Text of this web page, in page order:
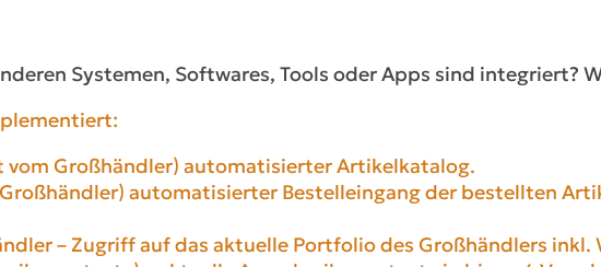
Systemen, Softwares, Tools oder Apps sind integriert?
Großhändler) automatisierter Artikelkatalog.
automatisierter Bestelleingang der bestellten
– Zugriff auf das aktuelle Portfolio des Großhändlers inkl.